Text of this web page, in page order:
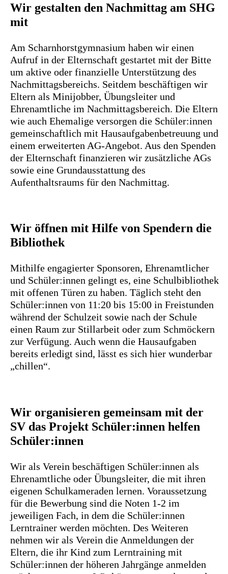
Wir gestalten den Nachmittag am SHG
mit
Am Scharnhorstgymnasium haben wir einen
Aufruf in der Elternschaft gestartet mit der Bitte
um aktive oder finanzielle Unterstützung des
Nachmittagsbereichs. Seitdem beschäftigen wir
Eltern als Minijobber, Übungsleiter und
Ehrenamtliche im Nachmittagsbereich. Die Eltern
wie auch Ehemalige versorgen die Schüler:innen
gemeinschaftlich mit Hausaufgabenbetreuung und
einem erweiterten AG-Angebot. Aus den Spenden
der Elternschaft finanzieren wir zusätzliche AGs
sowie eine Grundausstattung des
Aufenthaltsraums für den Nachmittag.
Wir öffnen mit Hilfe von Spendern die
Bibliothek
Mithilfe engagierter Sponsoren, Ehrenamtlicher
und Schüler:innen gelingt es, eine Schulbibliothek
mit offenen Türen zu haben. Täglich steht den
Schüler:innen von 11:20 bis 15:00 in Freistunden
während der Schulzeit sowie nach der Schule
einen Raum zur Stillarbeit oder zum Schmöckern
zur Verfügung. Auch wenn die Hausaufgaben
bereits erledigt sind, lässt es sich hier wunderbar
„chillen“.
Wir organisieren gemeinsam mit der
SV das Projekt Schüler:innen helfen
Schüler:innen
Wir als Verein beschäftigen Schüler:innen als
Ehrenamtliche oder Übungsleiter, die mit ihren
eigenen Schulkameraden lernen. Voraussetzung
für die Bewerbung sind die Noten 1-2 im
jeweiligen Fach, in dem die Schüler:innen
Lerntrainer werden möchten. Des Weiteren
nehmen wir als Verein die Anmeldungen der
Eltern, die ihr Kind zum Lerntraining mit
Schüler:innen der höheren Jahrgänge anmelden